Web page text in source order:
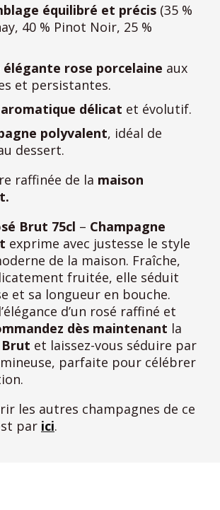
équilibré et précis (35 %
40 % Pinot Noir, 25 %
élégante rose porcelaine aux
et persistantes.
délicat et évolutif.
polyvalent, idéal de
dessert.
raffinée de la maison
Brut 75cl – Champagne
exprime avec justesse le style
de la maison. Fraîche,
fruitée, elle séduit
et sa longueur en bouche.
d’un rosé raffiné et
dès maintenant la
Brut et laissez-vous séduire par
parfaite pour célébrer
les autres champagnes de ce
par ici.